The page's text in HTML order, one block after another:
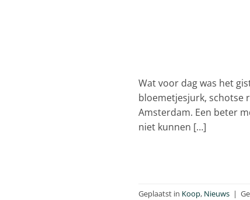
Wat voor dag was het
bloemetjesjurk, schotse
Amsterdam. Een beter
niet kunnen […]
Geplaatst in Koop, Nieuws |